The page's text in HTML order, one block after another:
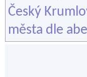
Český
města dle